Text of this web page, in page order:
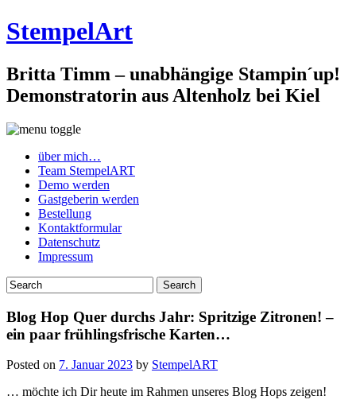
StempelArt
Britta Timm – unabhängige Stampin´up!
Demonstratorin aus Altenholz bei Kiel
über mich…
Team StempelART
Demo werden
Gastgeberin werden
Bestellung
Kontaktformular
Datenschutz
Impressum
Blog Hop Quer durchs Jahr: Spritzige Zitronen! –
ein paar frühlingsfrische Karten…
Posted on 7. Januar 2023 by StempelART
… möchte ich Dir heute im Rahmen unseres Blog Hops zeigen!